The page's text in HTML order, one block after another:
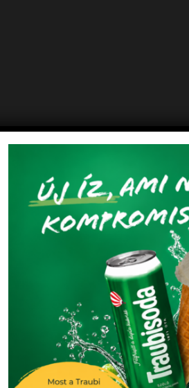
03525
5998199735252
KEDVENCEM!